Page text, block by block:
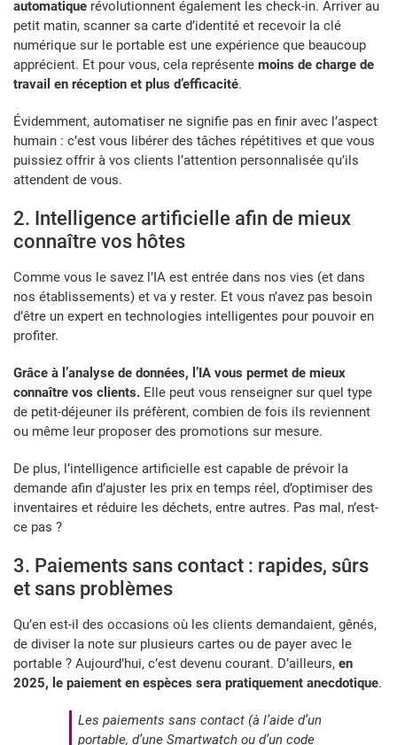
automatique révolutionnent également les check-in. Arriver au
petit matin, scanner sa carte d’identité et recevoir la clé
numérique sur le portable est une expérience que beaucoup
apprécient. Et pour vous, cela représente moins de charge de
travail en réception et plus d’efficacité.
Évidemment, automatiser ne signifie pas en finir avec l’aspect
humain : c’est vous libérer des tâches répétitives et que vous
puissiez offrir à vos clients l’attention personnalisée qu’ils
attendent de vous.
2. Intelligence artificielle afin de mieux
connaître vos hôtes
Comme vous le savez l’IA est entrée dans nos vies (et dans
nos établissements) et va y rester. Et vous n’avez pas besoin
d’être un expert en technologies intelligentes pour pouvoir en
profiter.
Grâce à l’analyse de données, l’IA vous permet de mieux
connaître vos clients. Elle peut vous renseigner sur quel type
de petit-déjeuner ils préfèrent, combien de fois ils reviennent
ou même leur proposer des promotions sur mesure.
De plus, l’intelligence artificielle est capable de prévoir la
demande afin d’ajuster les prix en temps réel, d’optimiser des
inventaires et réduire les déchets, entre autres. Pas mal, n’est-
ce pas ?
3. Paiements sans contact : rapides, sûrs
et sans problèmes
Qu’en est-il des occasions où les clients demandaient, gênés,
de diviser la note sur plusieurs cartes ou de payer avec le
portable ? Aujourd’hui, c’est devenu courant. D’ailleurs, en
2025, le paiement en espèces sera pratiquement anecdotique.
Les paiements sans contact (à l’aide d’un
portable, d’une Smartwatch ou d’un code